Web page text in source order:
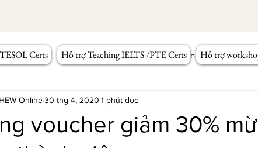
Certs Hỗ trợ Teaching IELTS /PTE Certs Hỗ trợ
giảng dạy Workshop Tiếng Anh Kỹ năng giảng dạy
voucher giảm 30%
HEW Online30 thg 4, 2020 1 phút đọc